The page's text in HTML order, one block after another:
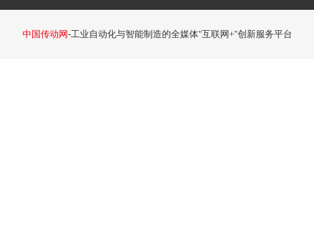
中国传动网-工业自动化与智能制造的全媒体"互联网+"创新服务平台